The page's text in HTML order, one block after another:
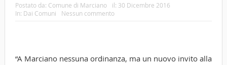
Postato da: Comune di Marciano il: 30 Dicembre 2016
In: Dai Comuni Nessun commento
“A Marciano nessuna ordinanza, ma un nuovo invito alla